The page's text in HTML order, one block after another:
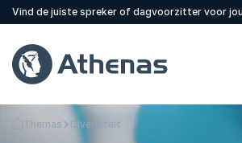
Vind de juiste spreker of dagvoorzitter voor
Terug naar de startpagina
Themas Diversiteit